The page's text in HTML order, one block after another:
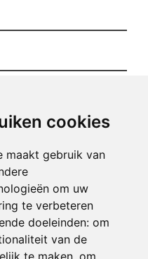
cookies
maakt gebruik van
om uw
te verbeteren
doeleinden: om
van de
te maken, om